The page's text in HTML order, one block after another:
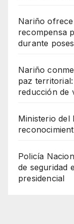
Nariño
recompensa
durante
Nariño
paz
reducción de
Ministerio del
Policía
de seguridad
presidencial